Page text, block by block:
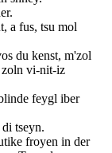
a fus, tsu mol
du kenst, m'zol
zoln vi-nit-iz
feygl iber
tseyn.
froyen in der